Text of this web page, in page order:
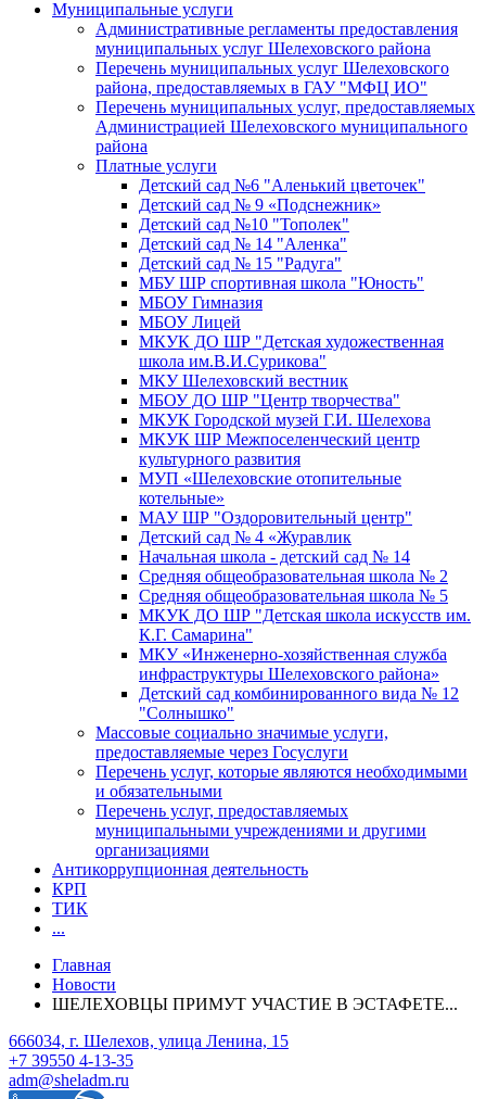
Муниципальные услуги
Административные регламенты предоставления
муниципальных услуг Шелеховского района
Перечень муниципальных услуг Шелеховского
района, предоставляемых в ГАУ "МФЦ ИО"
Перечень муниципальных услуг, предоставляемых
Администрацией Шелеховского муниципального
района
Платные услуги
Детский сад №6 "Аленький цветочек"
Детский сад № 9 «Подснежник»
Детский сад №10 "Тополек"
Детский сад № 14 "Аленка"
Детский сад № 15 "Радуга"
МБУ ШР спортивная школа "Юность"
МБОУ Гимназия
МБОУ Лицей
МКУК ДО ШР "Детская художественная
школа им.В.И.Сурикова"
МКУ Шелеховский вестник
МБОУ ДО ШР "Центр творчества"
МКУК Городской музей Г.И. Шелехова
МКУК ШР Межпоселенческий центр
культурного развития
МУП «Шелеховские отопительные
котельные»
МАУ ШР "Оздоровительный центр"
Детский сад № 4 «Журавлик
Начальная школа - детский сад № 14
Средняя общеобразовательная школа № 2
Средняя общеобразовательная школа № 5
МКУК ДО ШР "Детская школа искусств им.
К.Г. Самарина"
МКУ «Инженерно-хозяйственная служба
инфраструктуры Шелеховского района»
Детский сад комбинированного вида № 12
"Солнышко"
Массовые социально значимые услуги,
предоставляемые через Госуслуги
Перечень услуг, которые являются необходимыми
и обязательными
Перечень услуг, предоставляемых
муниципальными учреждениями и другими
организациями
Антикоррупционная деятельность
КРП
ТИК
...
Главная
Новости
ШЕЛЕХОВЦЫ ПРИМУТ УЧАСТИЕ В ЭСТАФЕТЕ...
666034, г. Шелехов, улица Ленина, 15
+7 39550 4-13-35
adm@sheladm.ru